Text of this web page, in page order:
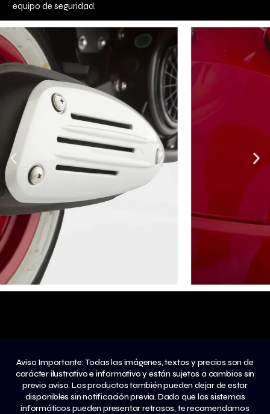
equipo de seguridad.
Aviso Importante: Todas las imágenes, textos y precios son de
carácter ilustrativo e informativo y están sujetos a cambios sin
previo aviso. Los productos también pueden dejar de estar
disponibles sin notificación previa. Dado que los sistemas
informáticos pueden presentar retrasos, te recomendamos